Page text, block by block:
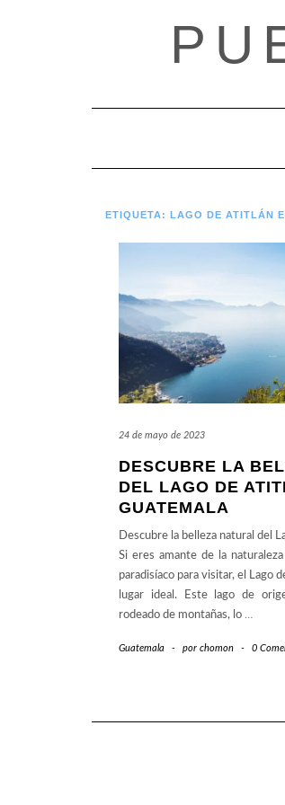
ETIQUETA: LAGO DE ATITLÁN
24 de mayo de 2023
DESCUBRE LA
DEL LAGO DE
GUATEMALA
Descubre la belleza natural del
Si eres amante de la
paradisíaco para visitar, el Lago
lugar ideal. Este lago de
rodeado de montañas, lo …
Guatemala - por chomon - 0